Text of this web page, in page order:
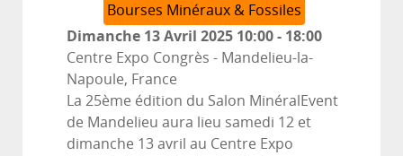
Bourses Minéraux & Fossiles
Dimanche 13 Avril 2025 10:00- 18:00
Centre Expo Congrès - Mandelieu-la-
Napoule, France
La 25ème édition du Salon MinéralEvent
de Mandelieu aura lieu samedi 12 et
dimanche 13 avril au Centre Expo